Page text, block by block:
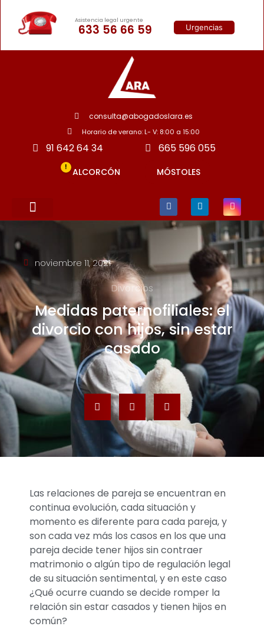
Asistencia legal urgente
633 56 66 59 Urgencias
consulta@abogadoslara.es
Horario de verano: L- V: 8:00 a 15:00
91 642 64 34 665 596 055
! ALCORCÓN MÓSTOLES
noviembre 11, 2021
Divorcios
Medidas paternofiliales: el
divorcio con hijos, sin estar
casado
Las relaciones de pareja se encuentran en
continua evolución, cada situación y
momento es diferente para cada pareja, y
son cada vez más los casos en los que una
pareja decide tener hijos sin contraer
matrimonio o algún tipo de regulación legal
de su situación sentimental, y en este caso
¿Qué ocurre cuando se decide romper la
relación sin estar casados y tienen hijos en
común?